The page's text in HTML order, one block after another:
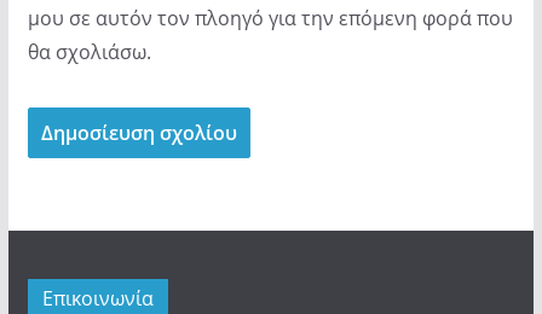
μου σε αυτόν τον πλοηγό για την επόμενη φορά που
θα σχολιάσω.
Επικοινωνία